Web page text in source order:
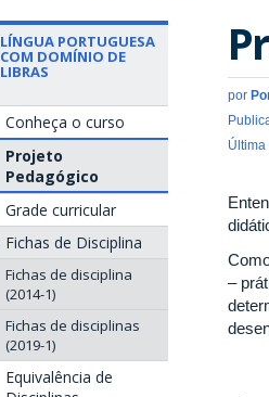
LÍNGUA PORTUGUESA
COM DOMÍNIO DE
LIBRAS
Conheça o curso
Projeto
Pedagógico
Grade curricular
Fichas de Disciplina
Fichas de disciplina
(2014-1)
Fichas de disciplinas
(2019-1)
Equivalência de
por
–